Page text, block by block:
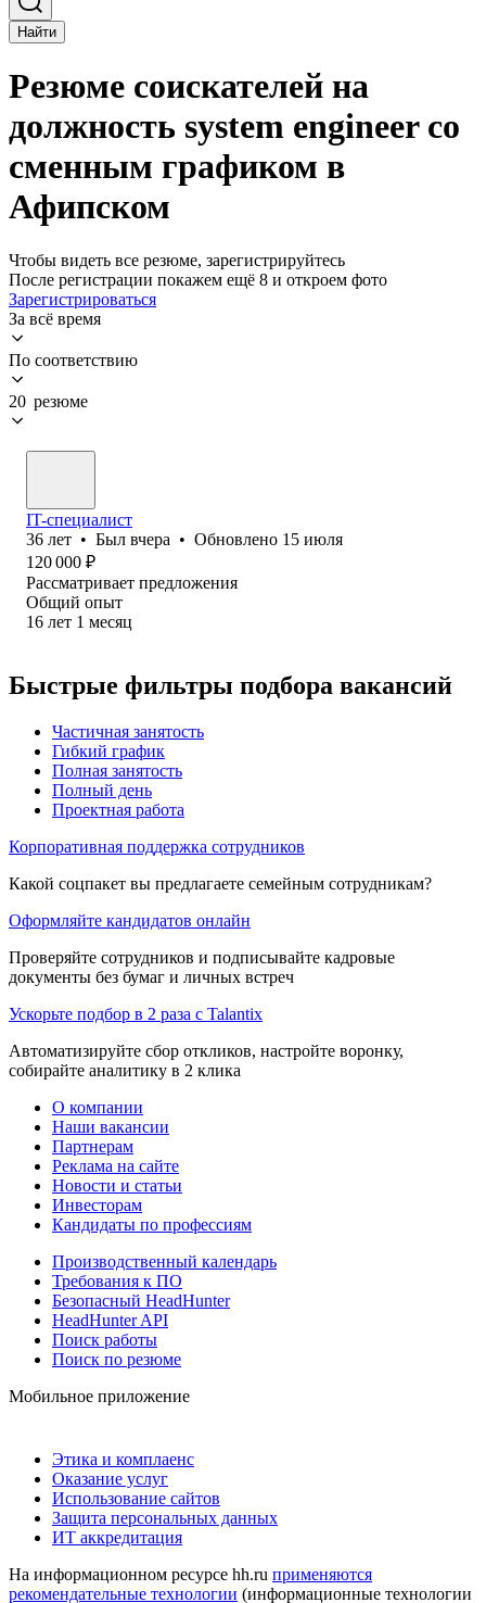
Найти
Резюме соискателей на
должность system engineer со
сменным графиком в
Афипском
Чтобы видеть все резюме, зарегистрируйтесь
После регистрации покажем ещё 8 и откроем фото
Зарегистрироваться
За всё время
По соответствию
20 резюме
IT-специалист
36 лет • Был вчера • Обновлено 15 июля
120 000 ₽
Рассматривает предложения
Общий опыт
16 лет 1 месяц
Быстрые фильтры подбора вакансий
Частичная занятость
Гибкий график
Полная занятость
Полный день
Проектная работа
Корпоративная поддержка сотрудников
Какой соцпакет вы предлагаете семейным сотрудникам?
Оформляйте кандидатов онлайн
Проверяйте сотрудников и подписывайте кадровые
документы без бумаг и личных встреч
Ускорьте подбор в 2 раза с Talantix
Автоматизируйте сбор откликов, настройте воронку,
собирайте аналитику в 2 клика
О компании
Наши вакансии
Партнерам
Реклама на сайте
Новости и статьи
Инвесторам
Кандидаты по профессиям
Производственный календарь
Требования к ПО
Безопасный HeadHunter
HeadHunter API
Поиск работы
Поиск по резюме
Мобильное приложение
Этика и комплаенс
Оказание услуг
Использование сайтов
Защита персональных данных
ИТ аккредитация
На информационном ресурсе hh.ru применяются
рекомендательные технологии (информационные технологии